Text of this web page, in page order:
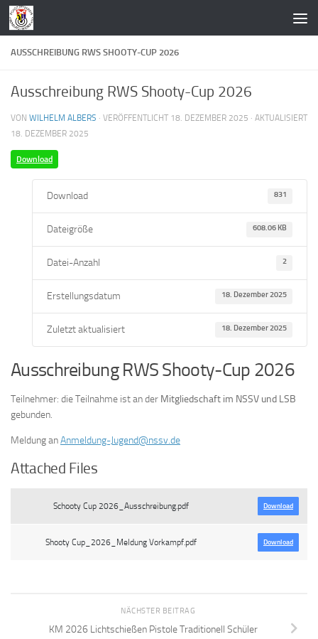
Zum Inhalt springen
AUSSCHREIBUNG RWS SHOOTY-CUP 2026
Ausschreibung RWS Shooty-Cup 2026
VON WILHELM ALBERS · VERÖFFENTLICHT 18. DEZEMBER 2025 · AKTUALISIERT
18. DEZEMBER 2025
Download
Download 831
Dateigröße 608.06 KB
Datei-Anzahl 2
Erstellungsdatum 18. Dezember 2025
Zuletzt aktualisiert 18. Dezember 2025
Ausschreibung RWS Shooty-Cup 2026
Teilnehmer: die Teilnahme ist an der Mitgliedschaft im NSSV und LSB
gebunden.
Meldung anAnmeldung-Jugend@nssv.de
Attached Files
Schooty Cup 2026_Ausschreibung.pdf Download
Shooty Cup_2026_Meldung Vorkampf.pdf Download
NÄCHSTER BEITRAG
KM 2026 Lichtschießen Pistole Traditionell Schüler